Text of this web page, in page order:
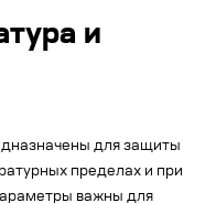
и
для защиты
пределах и при
важны для